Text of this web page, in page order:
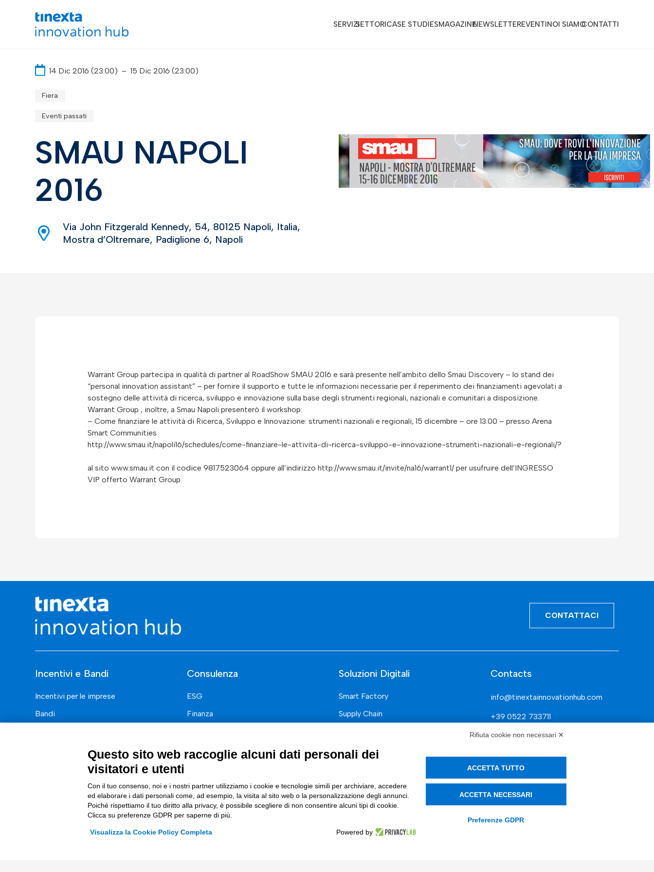
SERVIZISETTORICASE STUDIESMAGAZINENEWSLETTEREVENTINOI SIAMOCONTATTI
14 Dic 2016 (23:00) – 15 Dic 2016 (23:00)
Fiera
Eventi passati
SMAU NAPOLI
2016
Via John Fitzgerald Kennedy, 54, 80125 Napoli, Italia,
Mostra d’Oltremare, Padiglione 6, Napoli
Warrant Group partecipa in qualità di partner al RoadShow SMAU 2016 e sarà presente nell’ambito dello Smau Discovery – lo stand dei
“personal innovation assistant” – per fornire il supporto e tutte le informazioni necessarie per il reperimento dei finanziamenti agevolati a
sostegno delle attività di ricerca, sviluppo e innovazione sulla base degli strumenti regionali, nazionali e comunitari a disposizione.
Warrant Group , inoltre, a Smau Napoli presenterò il workshop:
– Come finanziare le attività di Ricerca, Sviluppo e Innovazione: strumenti nazionali e regionali, 15 dicembre – ore 13.00 – presso Arena
Smart Communities
http://www.smau.it/napoli16/schedules/come-finanziare-le-attivita-di-ricerca-sviluppo-e-innovazione-strumenti-nazionali-e-regionali/?
al sito www.smau.it con il codice 9817523064 oppure all’indirizzo http://www.smau.it/invite/na16/warrant1/ per usufruire dell’INGRESSO
VIP offerto Warrant Group.
CONTATTACI
Incentivi e Bandi
Incentivi per le imprese
Bandi
Consulenza
ESG
Finanza
Innovazione di prodotto e processo
Data & BI
Trasformazione Digitale
Compliance Normativa Integrata
Soluzioni Digitali
Smart Factory
Supply Chain
Soluzioni AI
Contacts
info@tinextainnovationhub.com
+39 0522 733711
Sede Legale: Corso Mazzini, 11 42015
Privacy Policy
Società Trasparente
Rifiuta cookie non necessari ✕
Questo sito web raccoglie alcuni dati personali dei
visitatori e utenti
Con il tuo consenso, noi e i nostri partner utilizziamo i cookie e tecnologie simili per archiviare, accedere
ed elaborare i dati personali come, ad esempio, la visita al sito web o la personalizzazione degli annunci.
Poiché rispettiamo il tuo diritto alla privacy, è possibile scegliere di non consentire alcuni tipi di cookie.
Clicca su preferenze GDPR per saperne di più.
Visualizza la Cookie Policy Completa Powered by
ACCETTA TUTTO
ACCETTA NECESSARI
Preferenze GDPR